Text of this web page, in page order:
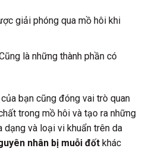
giải phóng qua mồ hôi khi
là những thành phần có
bạn cũng đóng vai trò quan
trong mồ hôi và tạo ra những
và loại vi khuẩn trên da
nhân bị muỗi đốt khác